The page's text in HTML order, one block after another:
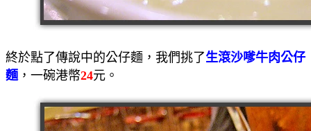
終於點了傳說中的公仔麵，我們挑了生滾沙嗲牛肉公仔
麵，一碗港幣24元。